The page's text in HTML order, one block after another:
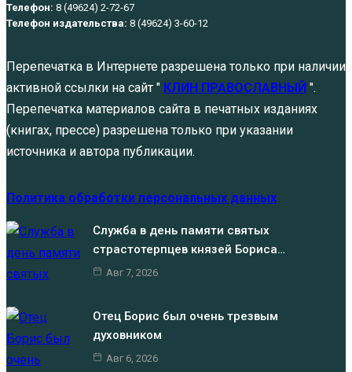
Телефон: 8 (49624) 2-72-67
Телефон издательства: 8 (49624) 3-60-12
Перепечатка в Интернете разрешена только при наличии
активной ссылки на сайт " КЛИН ПРАВОСЛАВНЫЙ ".
Перепечатка материалов сайта в печатных изданиях
(книгах, прессе) разрешена только при указании
источника и автора публикации.
Политика обработки персональных данных
Служба в день памяти святых
страстотерпцев князей Бориса…
Авг 7, 2026
Отец Борис был очень трезвым
духовником
Авг 6, 2026